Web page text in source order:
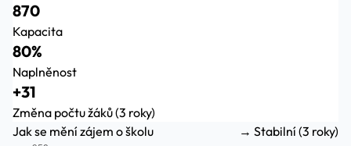
870
Kapacita
80%
Naplněnost
+31
Změna počtu žáků (3 roky)
Jak se mění zájem o školu
→ Stabilní (3 roky)